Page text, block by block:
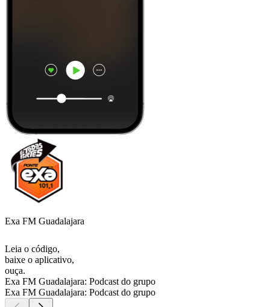
Exa FM Guadalajara
Leia o código,
baixe o aplicativo,
ouça.
Exa FM Guadalajara: Podcast do grupo
Exa FM Guadalajara: Podcast do grupo